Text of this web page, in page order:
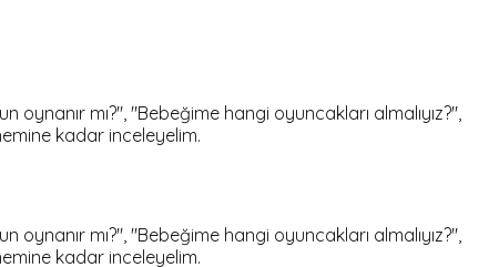
mı?", "Bebeğime hangi oyuncakları almalıyız?",
kadar inceleyelim.
mı?", "Bebeğime hangi oyuncakları almalıyız?",
kadar inceleyelim.